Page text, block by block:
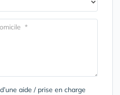
aide / prise en charge